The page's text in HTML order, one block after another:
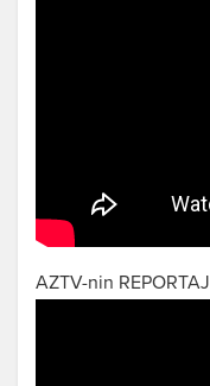
AZTV-nin REPORTAJI